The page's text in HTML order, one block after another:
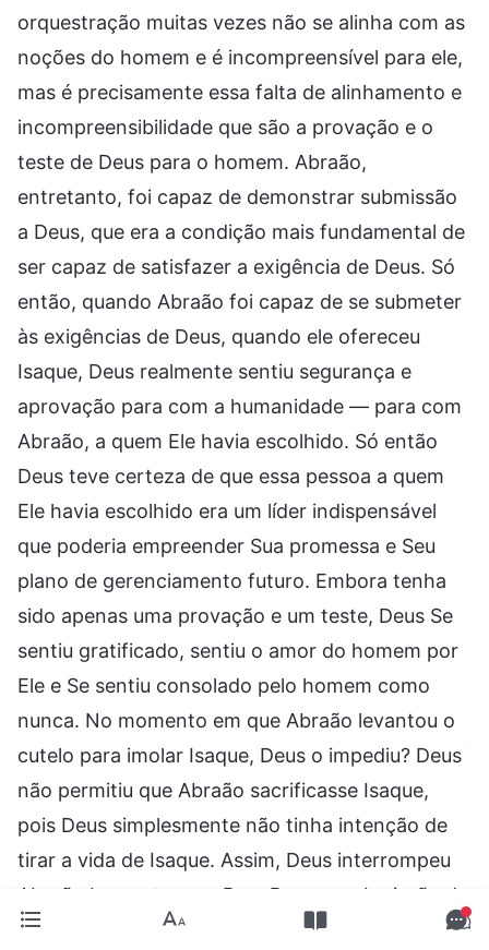
orquestração muitas vezes não se alinha com as
noções do homem e é incompreensível para ele,
mas é precisamente essa falta de alinhamento e
incompreensibilidade que são a provação e o
teste de Deus para o homem. Abraão,
entretanto, foi capaz de demonstrar submissão
a Deus, que era a condição mais fundamental de
ser capaz de satisfazer a exigência de Deus. Só
então, quando Abraão foi capaz de se submeter
às exigências de Deus, quando ele ofereceu
Isaque, Deus realmente sentiu segurança e
aprovação para com a humanidade — para com
Abraão, a quem Ele havia escolhido. Só então
Deus teve certeza de que essa pessoa a quem
Ele havia escolhido era um líder indispensável
que poderia empreender Sua promessa e Seu
plano de gerenciamento futuro. Embora tenha
sido apenas uma provação e um teste, Deus Se
sentiu gratificado, sentiu o amor do homem por
Ele e Se sentiu consolado pelo homem como
nunca. No momento em que Abraão levantou o
cutelo para imolar Isaque, Deus o impediu? Deus
não permitiu que Abraão sacrificasse Isaque,
pois Deus simplesmente não tinha intenção de
tirar a vida de Isaque. Assim, Deus interrompeu
Abraão bem a tempo. Para Deus, a submissão de
Abraão já havia passado no teste, o que ele fez